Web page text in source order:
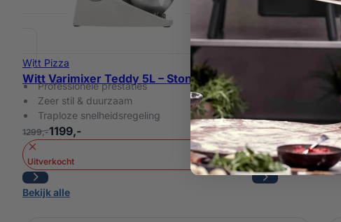
Witt Pizza
Witt Varimixer Teddy 5L – Stone
Professionele prestaties
Zeer stil & duurzaam
Traploze snelheidsregeling
1299,-1199,-
Uitverkocht
Witt Infrarood
Meet tot
Lasergeleiding
Contactloos
49,95
Uitverkocht
Bekijk alle